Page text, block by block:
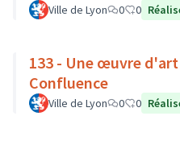
Ville de Lyon 0 0
133 - Une œuvre
Confluence
Ville de Lyon 0 0